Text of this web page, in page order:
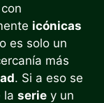
icónicas
es solo un
más
. Si a eso se
la serie y un